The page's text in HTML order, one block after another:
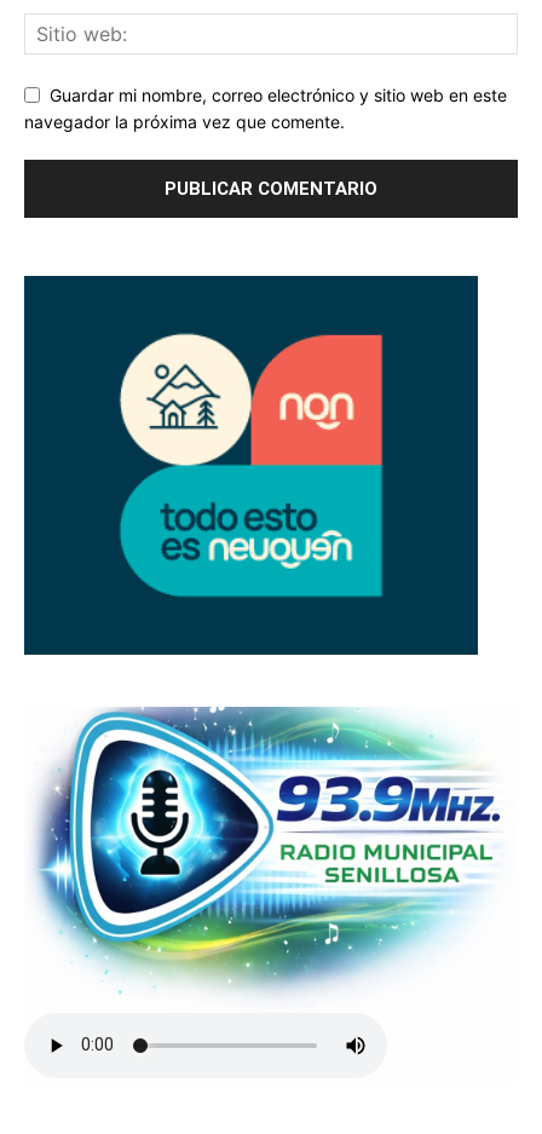
Guardar mi nombre, correo electrónico y sitio web en este
navegador la próxima vez que comente.